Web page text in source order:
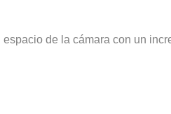
de la cámara con un